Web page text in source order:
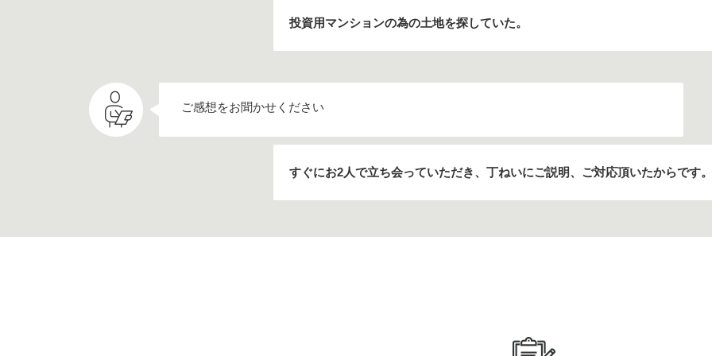
投資用マンションの為の土地を探していた。
ご感想をお聞かせください
すぐにお2人で立ち会っていただき、丁ねいにご説明、ご対応頂いたからです。